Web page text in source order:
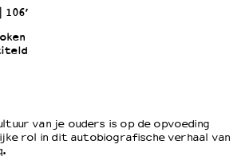
106’
van je ouders is op de opvoeding
rol in dit autobiografische verhaal van